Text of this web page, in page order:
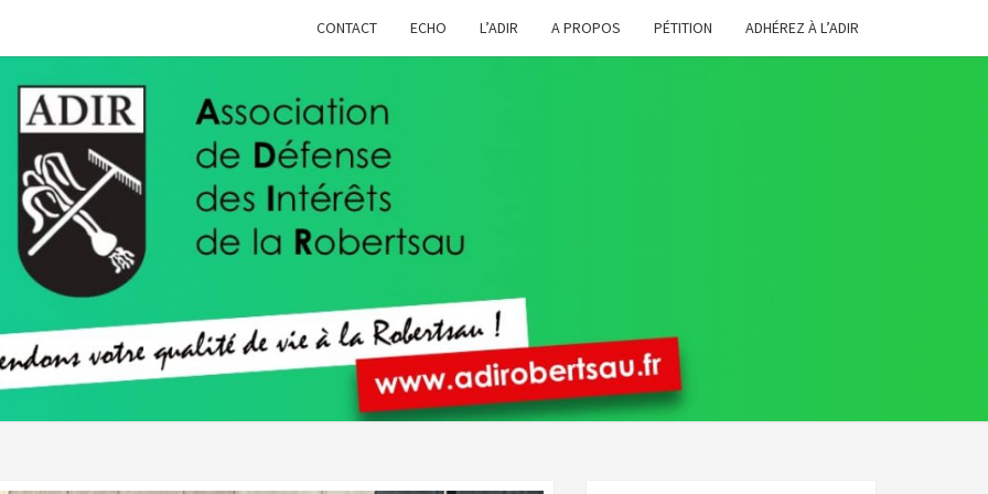
CONTACT ECHO L’ADIR A PROPOS PÉTITION ADHÉREZ À L’ADIR
ADIR
Pour
De Vie À
La
Robertsau